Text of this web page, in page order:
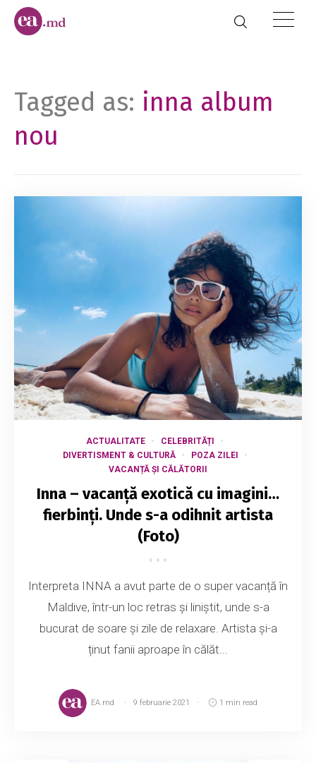
Tagged as: inna album
nou
ACTUALITATE
CELEBRITĂȚI
DIVERTISMENT & CULTURĂ
POZA ZILEI
VACANȚĂ ȘI CĂLĂTORII
Inna – vacanță exotică cu imagini…
fierbinți. Unde s-a odihnit artista
(Foto)
Interpreta INNA a avut parte de o super vacanță în
Maldive, într-un loc retras și liniștit, unde s-a
bucurat de soare și zile de relaxare. Artista și-a
ținut fanii aproape în călăt...
EA.md 9 februarie 2021 1 min read